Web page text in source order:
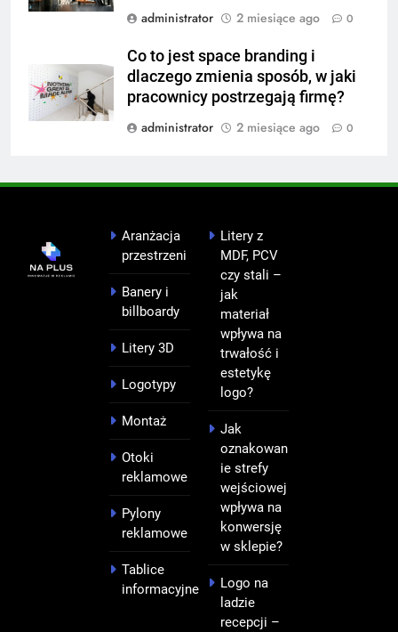
administrator
2 miesiące ago 0
Co to jest space branding i
dlaczego zmienia sposób, w jaki
pracownicy postrzegają firmę?
administrator
2 miesiące ago 0
Aranżacja
przestrzeni
Banery i
billboardy
Litery 3D
Logotypy
Montaż
Otoki
reklamowe
Pylony
reklamowe
Tablice
informacyjne
Litery z
MDF, PCV
czy stali –
jak
materiał
wpływa na
trwałość i
estetykę
logo?
Jak
oznakowan
ie strefy
wejściowej
wpływa na
konwersję
w sklepie?
Logo na
ladzie
recepcji –